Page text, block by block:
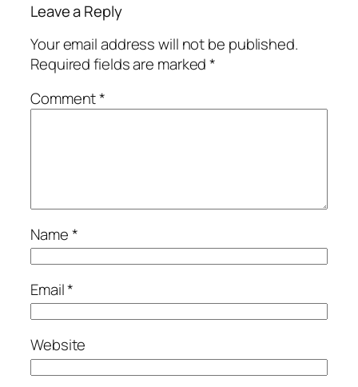
Leave a Reply
Your email address will not be published.
Required fields are marked*
Comment*
Name*
Email*
Website